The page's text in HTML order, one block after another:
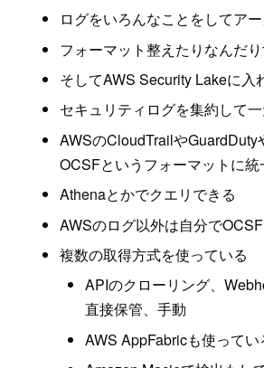
ログをいろんなことをしてア
フォーマット整えたりなんだ
そしてAWS Security Lakeに入
セキュリティログを集約して
AWSのCloudTrailやGuardDuty
OCSFというフォーマットに
Athenaとかでクエリできる
AWSのログ以外は自分で
複数の取得方式を使っている
APIのクローリング、
直接保管、手動
AWS AppFabricも使ってい